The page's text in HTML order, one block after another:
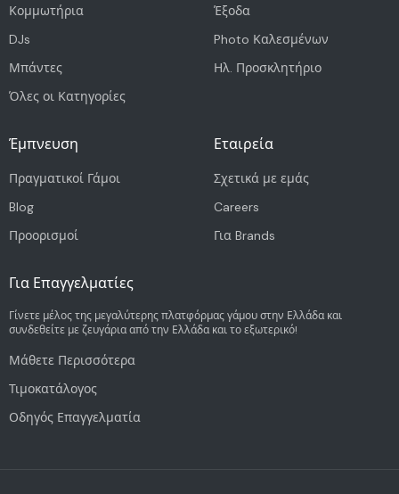
Κομμωτήρια
DJs
Μπάντες
Όλες οι Κατηγορίες
Έξοδα
Photo Καλεσμένων
Ηλ. Προσκλητήριο
Έμπνευση
Πραγματικοί Γάμοι
Blog
Προορισμοί
Εταιρεία
Σχετικά με εμάς
Careers
Για Brands
Για Επαγγελματίες
Γίνετε μέλος της μεγαλύτερης πλατφόρμας γάμου στην Ελλάδα και
συνδεθείτε με ζευγάρια από την Ελλάδα και το εξωτερικό!
Μάθετε Περισσότερα
Τιμοκατάλογος
Οδηγός Επαγγελματία